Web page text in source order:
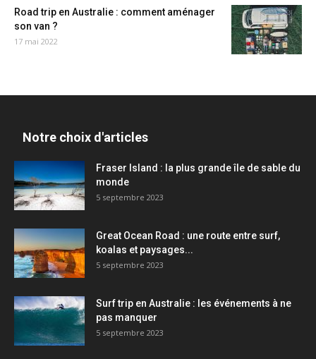
Road trip en Australie : comment aménager
son van ?
17 mai 2022
Notre choix d'articles
Fraser Island : la plus grande île de sable du
monde
5 septembre 2023
Great Ocean Road : une route entre surf,
koalas et paysages...
5 septembre 2023
Surf trip en Australie : les événements à ne
pas manquer
5 septembre 2023